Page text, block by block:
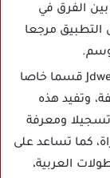
الفرق في
التطبيق مرجعا
يوفر تطبيق Jdwel Apk Mod قسما خاصا
وتفيد هذه
تسجيلا ومعرفة
كما تساعد على
العربية،